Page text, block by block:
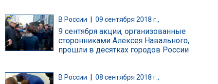
В России 09 сентября 2018 г.,
9 сентября акции, организованные
сторонниками Алексея Навального,
прошли в десятках городов России
В России 08 сентября 2018 г.,